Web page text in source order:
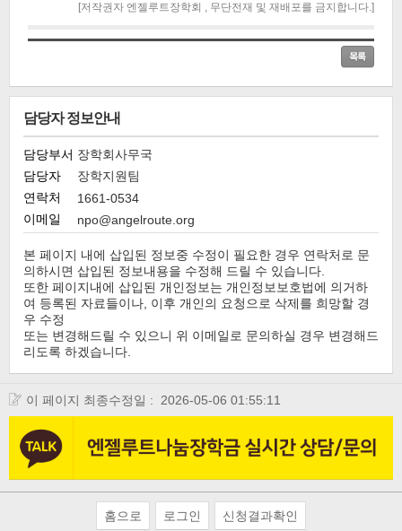
[저작권자 엔젤루트장학회 , 무단전재 및 재배포를 금지합니다.]
담당자 정보안내
담당부서 장학회사무국
담당자
장학지원팀
연락처
1661-0534
이메일
npo@angelroute.org
본 페이지 내에 삽입된 정보중 수정이 필요한 경우 연락처로 문
의하시면 삽입된 정보내용을 수정해 드릴 수 있습니다.
또한 페이지내에 삽입된 개인정보는 개인정보보호법에 의거하
여 등록된 자료들이나, 이후 개인의 요청으로 삭제를 희망할 경
우 수정
또는 변경해드릴 수 있으니 위 이메일로 문의하실 경우 변경해드
리도록 하겠습니다.
이 페이지 최종수정일 : 2026-05-06 01:55:11
홈으로 로그인 신청결과확인